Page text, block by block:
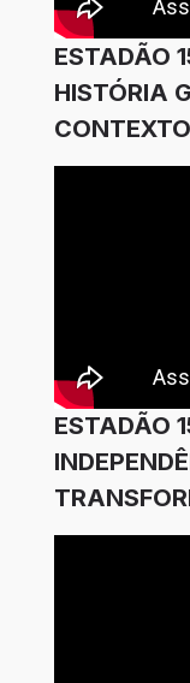
ESTADÃO
HISTÓRIA
ESTADÃO